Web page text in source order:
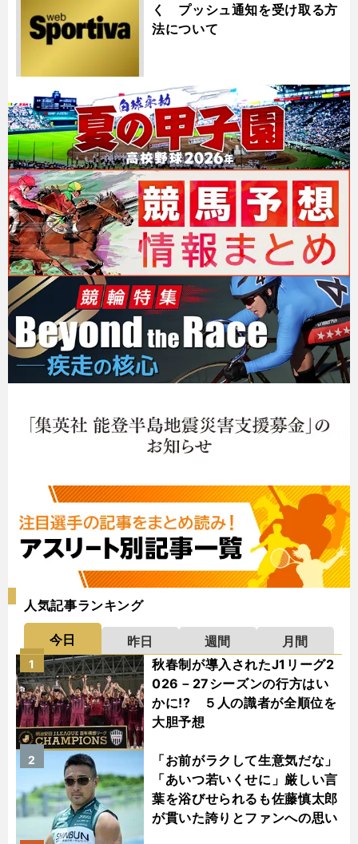
く プッシュ通知を受け取る方
法について
人気記事ランキング
今日 昨日 週間
月間
秋春制が導入されたJ1リーグ2
026－27シーズンの行方はい
かに!? ５人の識者が全順位を
大胆予想
1
「お前がラクして生意気だな」
「あいつ若いくせに」厳しい言
葉を浴びせられるも佐藤慎太郎
が貫いた誇りとファンへの思い
2